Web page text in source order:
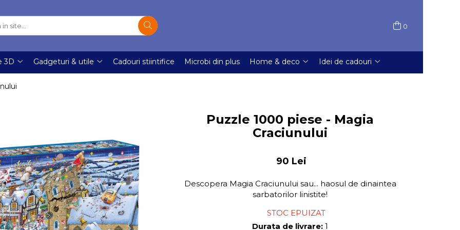
0
3D Gadgeturi & utile Cadouri stiintifice Microbi din plus Home & deco Idei de cadouri
Puzzle 1000 piese - Magia
Craciunului
90 Lei
Descopera Magia Craciunului sau... haosul de dinaintea
sarbatorilor linistite!
STOC EPUIZAT
Durata de livrare: 1